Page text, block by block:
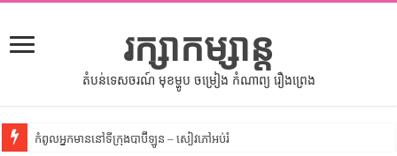
រក្សាកម្សាន្ត
តំបន់ទេសចរណ៍ មុខម្ហូប ចម្រៀង កំណាព្យ រឿងព្រេង
កំពូលអ្នកមាននៅទីក្រុងបាប៊ីឡូន – សៀវភៅអប់រំ